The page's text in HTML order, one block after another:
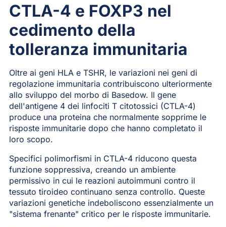
CTLA-4 e FOXP3 nel
cedimento della
tolleranza immunitaria
Oltre ai geni HLA e TSHR, le variazioni nei geni di
regolazione immunitaria contribuiscono ulteriormente
allo sviluppo del morbo di Basedow. Il gene
dell'antigene 4 dei linfociti T citotossici (CTLA-4)
produce una proteina che normalmente sopprime le
risposte immunitarie dopo che hanno completato il
loro scopo.
Specifici polimorfismi in CTLA-4 riducono questa
funzione soppressiva, creando un ambiente
permissivo in cui le reazioni autoimmuni contro il
tessuto tiroideo continuano senza controllo. Queste
variazioni genetiche indeboliscono essenzialmente un
"sistema frenante" critico per le risposte immunitarie.